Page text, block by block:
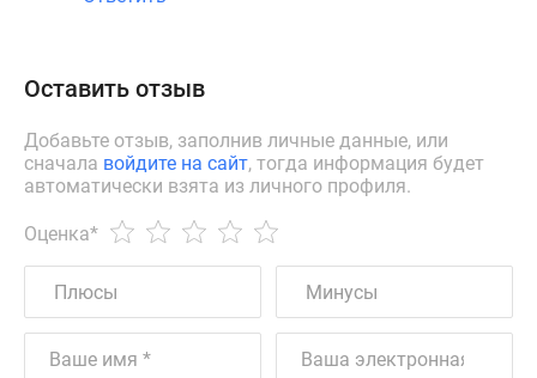
Оставить отзыв
Добавьте отзыв, заполнив личные данные, или
сначала войдите на сайт, тогда информация будет
автоматически взята из личного профиля.
Оценка*